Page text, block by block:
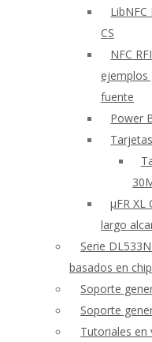
LibNFC
CS
NFC
ejemplos
fuente
Power
μFR XL
largo
Serie
basados en
Soporte
Soporte
Tutoriales en